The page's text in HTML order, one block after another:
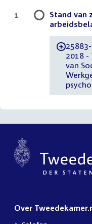
Stand van
-
2018 -
van
1
Over